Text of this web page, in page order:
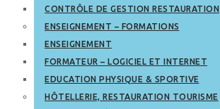
CONTRÔLE DE GESTION RESTAURATION
ENSEIGNEMENT – FORMATIONS
ENSEIGNEMENT
FORMATEUR – LOGICIEL ET INTERNET
EDUCATION PHYSIQUE & SPORTIVE
HÔTELLERIE, RESTAURATION TOURISME